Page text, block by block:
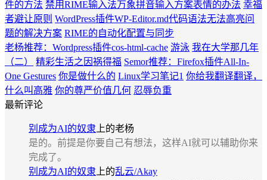
件的方法 禁用RIME输入法万象拼音输入方案表情的办法 幸福
者避让原则 WordPress插件WP-Editor.md代码语法无法高亮问
题的解决方案 RIME的自动化配置与同步
老杨推荐：Wordpress插件cos-html-cache 游泳 我在大学那几年
（二）
精彩生活之因祸得福 Semor推荐：Firefox插件All-In-
One Gestures 你是做什么的 Linux学习笔记1 你给我翻译翻译，
什么叫高雅 你的尊严价值几何 忍辱负重
最新评论
别成为AI的奴隶上的老杨
是的。前提是你要自己有想法，这样AI就可以辅助你来
完成了。
别成为AI的奴隶上的乱云/Akay